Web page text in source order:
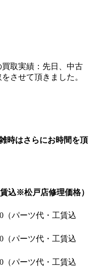
買取実績：先日、中古
させて頂きました。
雑時はさらにお時間を頂
込※松戸店修理価格）
（パーツ代・工賃込
（パーツ代・工賃込
（パーツ代・工賃込